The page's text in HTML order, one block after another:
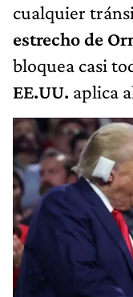
cualquier
estrecho de
bloquea casi
EE.UU. aplica